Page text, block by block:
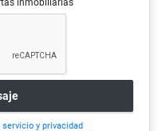
inmobiliarias
y privacidad